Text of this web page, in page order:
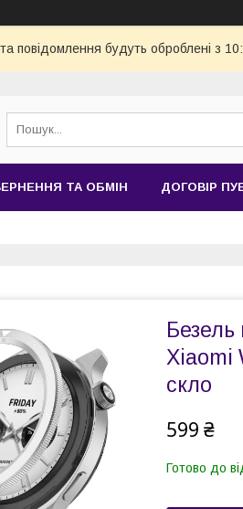
повідомлення будуть оброблені з
ТА ОБМІН ДОГОВІР
Xiaomi
скло
599 ₴
Готово до